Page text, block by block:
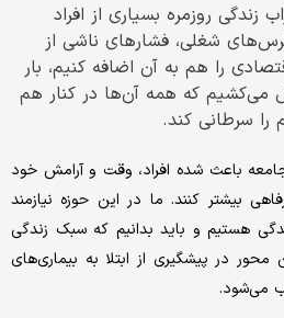
روزمره بسیاری از افراد
شغلی، فشارهای ناشی از
را هم به آن اضافه کنیم، بار
می‌کشیم که همه آن‌ها در کنار هم
سرطانی کند.
باعث شده افراد، وقت و آرامش خود
بیشتر کنند. ما در این حوزه نیازمند
هستیم و باید بدانیم که سبک زندگی
در پیشگیری از ابتلا به بیماری‌های
می‌شود.